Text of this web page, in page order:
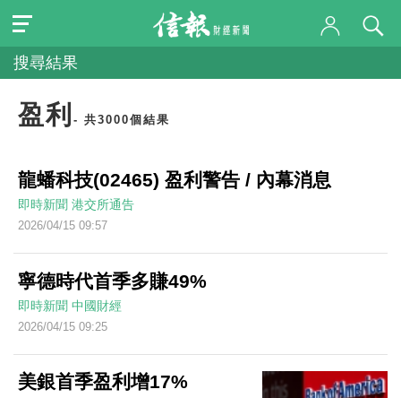
搜尋結果
盈利 - 共3000個結果
龍蟠科技(02465) 盈利警告 / 內幕消息
即時新聞 港交所通告
2026/04/15 09:57
寧德時代首季多賺49%
即時新聞 中國財經
2026/04/15 09:25
美銀首季盈利增17%